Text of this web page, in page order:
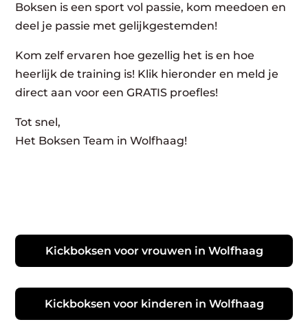
Boksen is een sport vol passie, kom meedoen en
deel je passie met gelijkgestemden!
Kom zelf ervaren hoe gezellig het is en hoe
heerlijk de training is! Klik hieronder en meld je
direct aan voor een GRATIS proefles!
Tot snel,
Het Boksen Team in Wolfhaag!
Kickboksen voor vrouwen in Wolfhaag
Kickboksen voor kinderen in Wolfhaag